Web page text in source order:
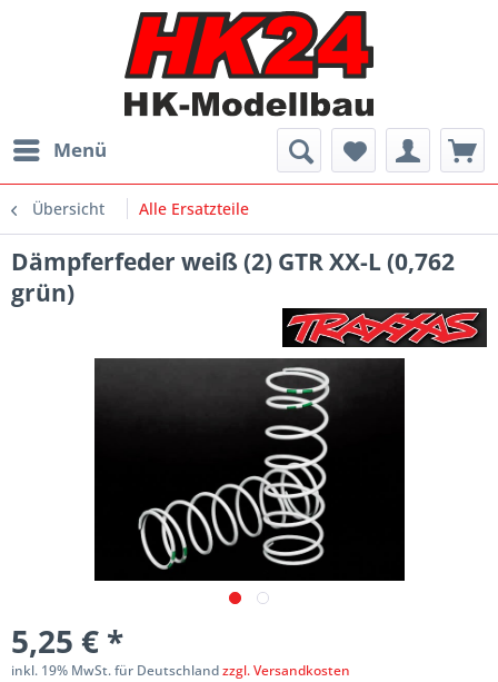
Menü
Übersicht Alle Ersatzteile
Dämpferfeder weiß (2) GTR XX-L (0,762
grün)
5,25 € *
inkl. 19% MwSt. für Deutschlandzzgl. Versandkosten